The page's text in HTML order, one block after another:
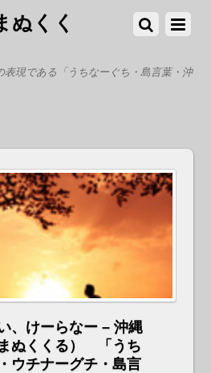
ぬくく
表現である「うちなーぐち・島言葉・沖
、けーらなー – 沖縄
ぬくくる） 「うち
ウチナーグチ・島言